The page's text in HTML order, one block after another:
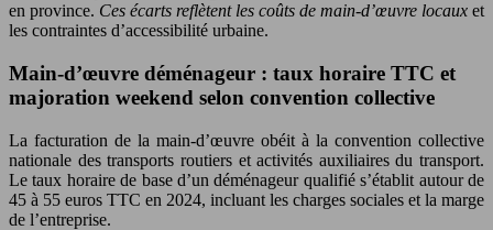
en province. Ces écarts reflètent les coûts de main-d’œuvre locaux et
les contraintes d’accessibilité urbaine.
Main-d’œuvre déménageur : taux horaire TTC et
majoration weekend selon convention collective
La facturation de la main-d’œuvre obéit à la convention collective
nationale des transports routiers et activités auxiliaires du transport.
Le taux horaire de base d’un déménageur qualifié s’établit autour de
45 à 55 euros TTC en 2024, incluant les charges sociales et la marge
de l’entreprise.